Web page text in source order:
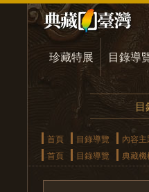
珍藏特展 目錄導
首頁 目錄導覽 內容主
首頁
目錄導覽 典藏